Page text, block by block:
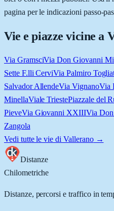
pagina per le indicazioni passo-
Vie e piazze vicine a
Via GramsciVia Don Giovanni
Sette F.lli CerviVia Palmiro
Salvador AllendeVia VignanoVia
MinellaViale TriestePiazzale del
PieveVia Giovanni XXIIIVia
Zangola
Vedi tutte le vie di Vallerano→
Distanze
Chilometriche
Distanze, percorsi e traffico in